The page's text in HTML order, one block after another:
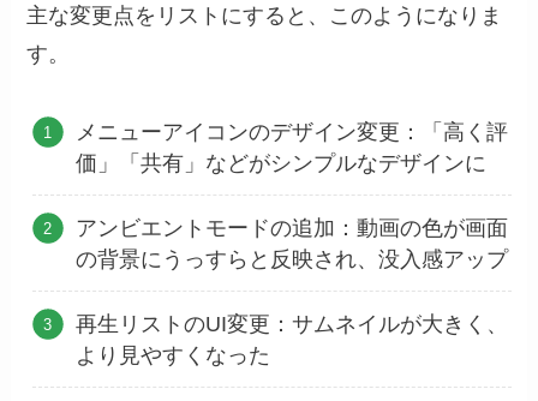
主な変更点をリストにすると、このようになりま
す。
メニューアイコンのデザイン変更：「高く評
価」「共有」などがシンプルなデザインに
アンビエントモードの追加：動画の色が画面
の背景にうっすらと反映され、没入感アップ
再生リストのUI変更：サムネイルが大きく、
より見やすくなった